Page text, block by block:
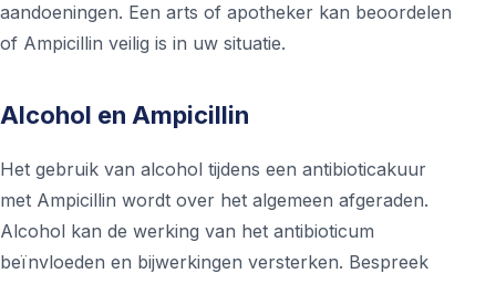
aandoeningen. Een arts of apotheker kan beoordelen
of Ampicillin veilig is in uw situatie.
Alcohol en Ampicillin
Het gebruik van alcohol tijdens een antibioticakuur
met Ampicillin wordt over het algemeen afgeraden.
Alcohol kan de werking van het antibioticum
beïnvloeden en bijwerkingen versterken. Bespreek